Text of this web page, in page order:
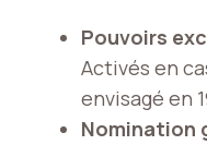
Pouvoirs
Activés en
envisagé en
Nomination